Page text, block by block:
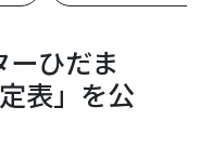
ひだま
表」を公